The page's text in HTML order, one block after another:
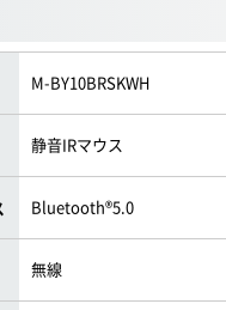
M-BY10BRSKWH
静音IRマウス
Bluetooth®5.0
無線